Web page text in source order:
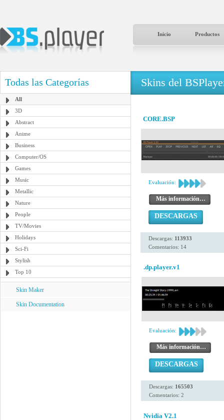
Inicio Productos
Todas las Categorías
All
3D
Abstract
Anime
Business
Computer/OS
Games
Music
Metallic
Nature
People
TV/Movies
Holidays
Sci-Fi
Stylish
Top 10
Skin Maker
Skin Documentation
Skins del
CORE.BSP
Evaluación:
Más información…
DESCARGAS
Descargas: 113933
Comentarios: 14
.dp.player.v1
Evaluación:
Más información…
DESCARGAS
Descargas: 165503
Comentarios: 2
Nvidia V2.1